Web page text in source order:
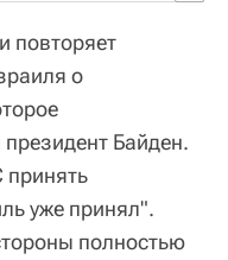
повторяет
о
Байден.
уже принял".
полностью